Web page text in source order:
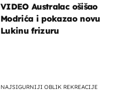
NAJSIGURNIJI OBLIK REKREACIJE
VIDEO Australac ošišao
Modrića i pokazao novu
Lukinu frizuru